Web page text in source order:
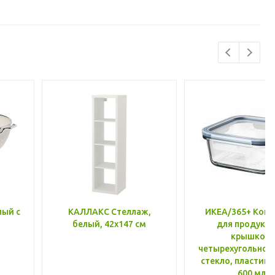
с
КАЛЛАКС Стеллаж,
белый, 42x147 см
ИКЕА/365+
для
крышкой,
стекло, пластик